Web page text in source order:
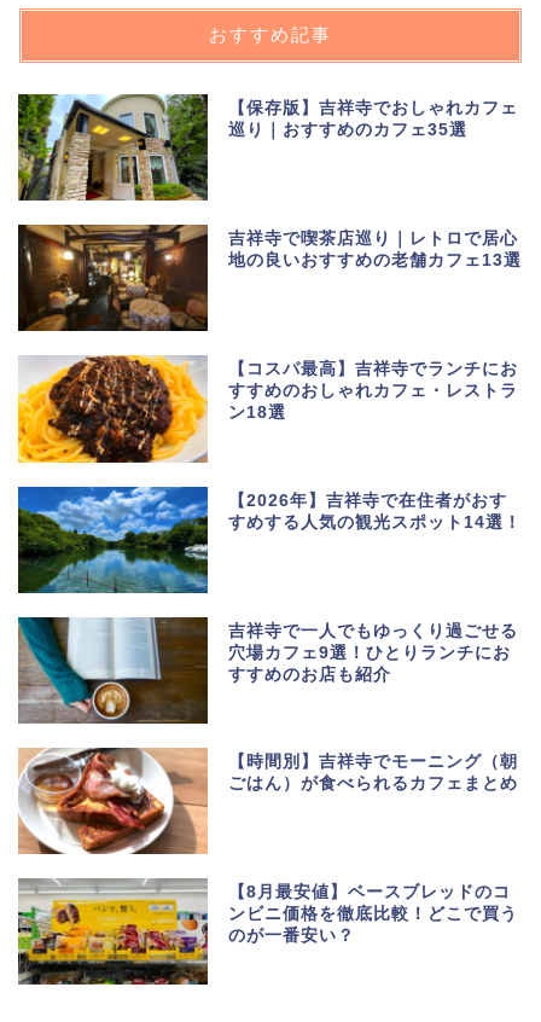
おすすめ記事
【保存版】吉祥寺でおしゃれカフェ
巡り｜おすすめのカフェ35選
吉祥寺で喫茶店巡り｜レトロで居心
地の良いおすすめの老舗カフェ13選
【コスパ最高】吉祥寺でランチにお
すすめのおしゃれカフェ・レストラ
ン18選
【2026年】吉祥寺で在住者がおす
すめする人気の観光スポット14選！
吉祥寺で一人でもゆっくり過ごせる
穴場カフェ9選！ひとりランチにお
すすめのお店も紹介
【時間別】吉祥寺でモーニング（朝
ごはん）が食べられるカフェまとめ
【8月最安値】ベースブレッドのコ
ンビニ価格を徹底比較！どこで買う
のが一番安い？